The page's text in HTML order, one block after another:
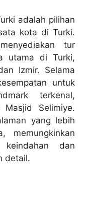
adalah pilihan
kota di Turki.
tur
utama di Turki,
Izmir. Selama
untuk
terkenal,
Selimiye.
yang lebih
memungkinkan
dan
detail.